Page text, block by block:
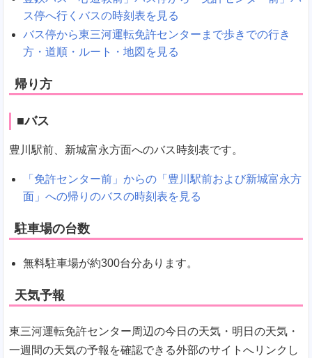
ス停へ行くバスの時刻表を見る
バス停から東三河運転免許センターまで歩きでの行き
方・道順・ルート・地図を見る
帰り方
■バス
豊川駅前、新城富永方面へのバス時刻表です。
「免許センター前」からの「豊川駅前および新城富永方
面」への帰りのバスの時刻表を見る
駐車場の台数
無料駐車場が約300台分あります。
天気予報
東三河運転免許センター周辺の今日の天気・明日の天気・
一週間の天気の予報を確認できる外部のサイトへリンクし